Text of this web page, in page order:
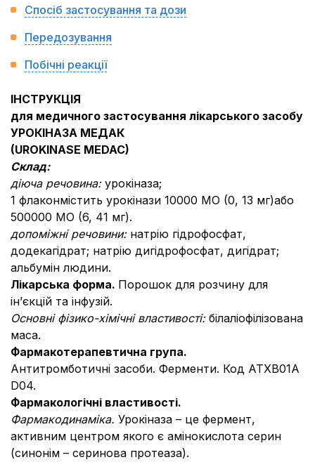
Спосіб застосування та дози
Передозування
Побічні реакції
ІНСТРУКЦІЯ
для медичного застосування лікарського засобу
УРОКІНАЗА МЕДАК
(UROKINASE MEDAC)
Склад:
діюча речовина: урокіназа;
1 флаконмістить урокінази 10000 МО (0, 13 мг)або
500000 МО (6, 41 мг).
допоміжні речовини: натрію гідрофосфат,
додекагідрат; натрію дигідрофосфат, дигідрат;
альбумін людини.
Лікарська форма. Порошок для розчину для
ін’єкцій та інфузій.
Основні фізико-хімічні властивості: білаліофілізована
маса.
Фармакотерапевтична група.
Антитромботичні засоби. Ферменти. Код АТХB01A
D04.
Фармакологічні властивості.
Фармакодинаміка. Урокіназа – це фермент,
активним центром якого є амінокислота серин
(синонім – серинова протеаза).